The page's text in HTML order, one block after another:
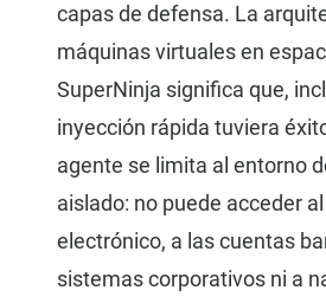
capas de defensa. La
máquinas virtuales en
SuperNinja significa que,
inyección rápida tuviera
agente se limita al entorno
aislado: no puede acceder
electrónico, a las cuentas
sistemas corporativos ni a